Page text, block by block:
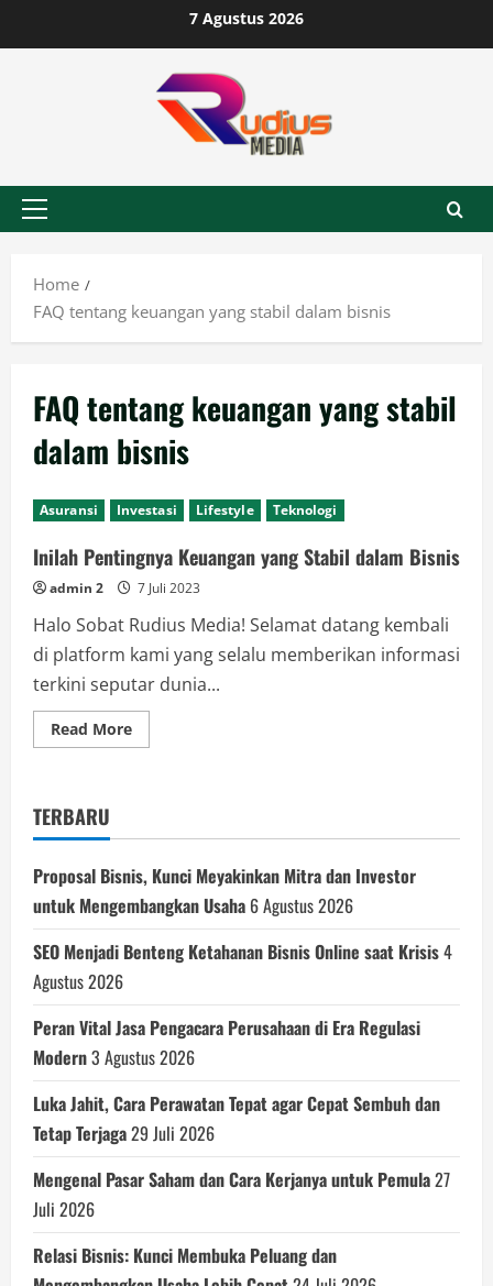
to
7 Agustus 2026
Primary
Home
FAQ tentang keuangan yang stabil dalam bisnis
FAQ tentang keuangan yang stabil
dalam bisnis
Asuransi Investasi Lifestyle Teknologi
Inilah Pentingnya Keuangan yang Stabil dalam Bisnis
admin 2 7 Juli 2023
Halo Sobat Rudius Media! Selamat datang kembali
di platform kami yang selalu memberikan informasi
terkini seputar dunia...
Read MoreRead
more
Stabil
Bisnis
TERBARU
Proposal Bisnis, Kunci Meyakinkan Mitra dan Investor
untuk Mengembangkan Usaha 6 Agustus 2026
SEO Menjadi Benteng Ketahanan Bisnis Online saat Krisis4
Agustus 2026
Peran Vital Jasa Pengacara Perusahaan di Era Regulasi
Modern3 Agustus 2026
Luka Jahit, Cara Perawatan Tepat agar Cepat Sembuh dan
Tetap Terjaga29 Juli 2026
Mengenal Pasar Saham dan Cara Kerjanya untuk Pemula27
Juli 2026
Relasi Bisnis: Kunci Membuka Peluang dan